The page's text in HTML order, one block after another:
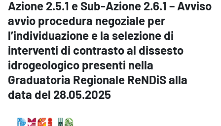
Azione 2.5.1 e Sub-Azione 2.6.1 – Avviso
avvio procedura negoziale per
l’individuazione e la selezione di
interventi di contrasto al dissesto
idrogeologico presenti nella
Graduatoria Regionale ReNDiS alla
data del 28.05.2025